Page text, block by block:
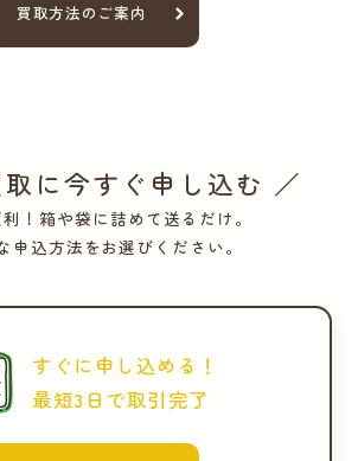
買取方法のご案内
に今すぐ申し込む ／
！箱や袋に詰めて送るだけ。
申込方法をお選びください。
すぐに申し込める！
最短3日で取引完了